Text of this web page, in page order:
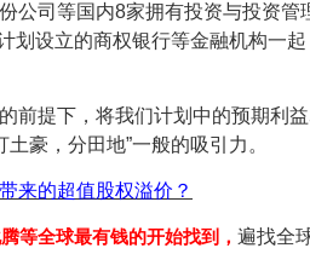
公司等国内8家拥有投资与投资
划设立的商权银行等金融机构一
前提下，将我们计划中的预期利
豪，分田地”一般的吸引力。
来的超值股权溢价？
等全球最有钱的开始找到， 遍找全